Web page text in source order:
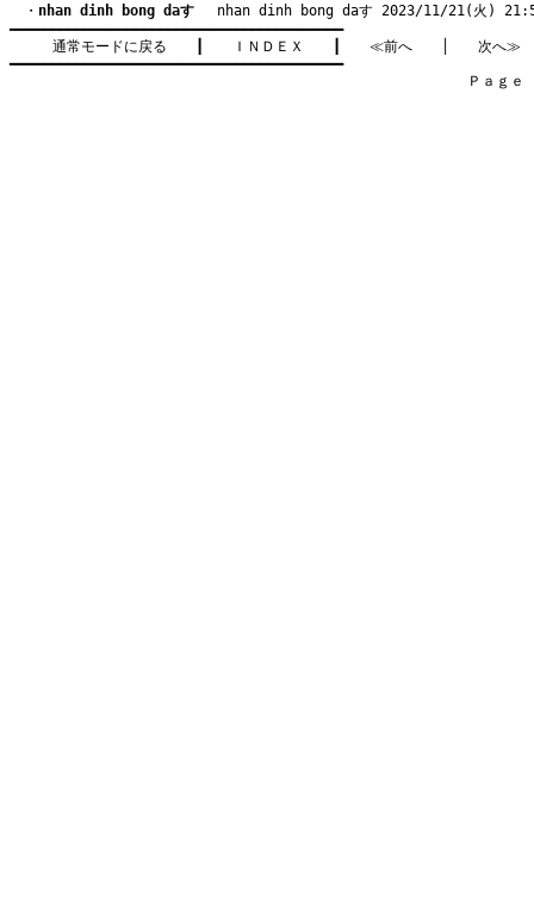
・ nhan dinh bong daす nhan dinh bong daす 2023/11/21(火)
━━━━━━━━━━━━━━━━━━━━━━━━━━━━━━━━━━━━━━━━
通常モードに戻る
ＩＮＤＥＸ ≪前へ
次へ≫
━━━━━━━━━━━━━━━━━━━━━━━━━━━━━━━━━━━━━━━━
Ｐａｇｅ